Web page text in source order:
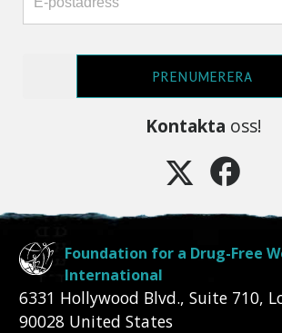
PRENUMERERA
Kontakta oss!
Foundation for a Drug-Free
International
6331 Hollywood Blvd., Suite 710,
90028 United States